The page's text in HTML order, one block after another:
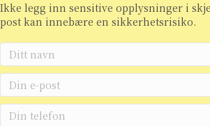
Ikke legg inn sensitive opplysninger i
post kan innebære en sikkerhetsrisiko.